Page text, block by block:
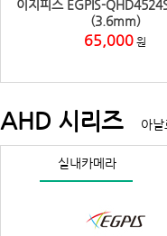
이지피스 EGPIS-
(3.6mm)
65,000 원
AHD 시리즈 아
실내카메라